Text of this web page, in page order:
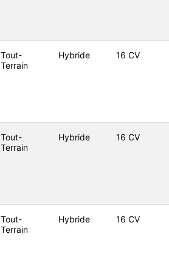
Tout-
Terrain
Hybride 16 CV
Tout-
Terrain
Hybride 16 CV
Tout-
Terrain
Hybride 16 CV